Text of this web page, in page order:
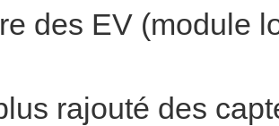
des EV (module
rajouté des